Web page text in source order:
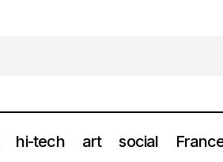
hi-tech art social